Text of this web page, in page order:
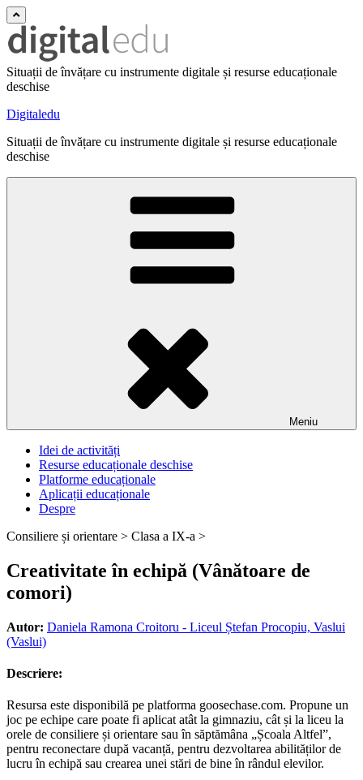
Situații de învățare cu instrumente digitale și resurse educaționale
deschise
Digitaledu
Situații de învățare cu instrumente digitale și resurse educaționale
deschise
Meniu
Idei de activități
Resurse educaționale deschise
Platforme educaționale
Aplicații educaționale
Despre
Consiliere și orientare > Clasa a IX-a >
Creativitate în echipă (Vânătoare de
comori)
Autor: Daniela Ramona Croitoru - Liceul Ștefan Procopiu, Vaslui
(Vaslui)
Descriere:
Resursa este disponibilă pe platforma goosechase.com. Propune un
joc pe echipe care poate fi aplicat atât la gimnaziu, cât și la liceu la
orele de consiliere și orientare sau în săptămâna „Școala Altfel”,
pentru reconectare după vacanță, pentru dezvoltarea abilităților de
lucru în echipă sau crearea unei stări de bine în rândul elevilor.